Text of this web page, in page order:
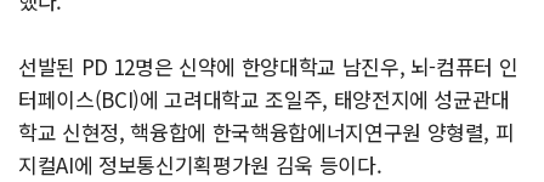
선발된 PD 12명은 신약에 한양대학교 남진우, 뇌-컴퓨터 인
터페이스(BCI)에 고려대학교 조일주, 태양전지에 성균관대
학교 신현정, 핵융합에 한국핵융합에너지연구원 양형렬, 피
지컬AI에 정보통신기획평가원 김욱 등이다.